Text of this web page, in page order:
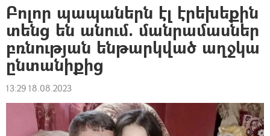
Բոլոր պապաներն էլ էրեխեքին
տենց են անում. մանրամասներ
բռնության ենթարկված աղջկա
ընտանիքից
13:29 18.08.2023